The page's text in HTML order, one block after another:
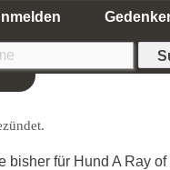
bisher für Hund A Ray